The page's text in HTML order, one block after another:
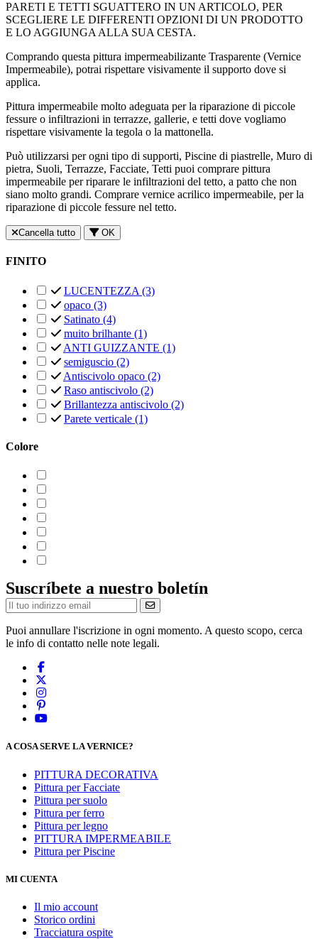
PARETI E TETTI SGUATTERO IN UN ARTICOLO, PER
SCEGLIERE LE DIFFERENTI OPZIONI DI UN PRODOTTO
E LO AGGIUNGA ALLA SUA CESTA.
Comprando questa pittura impermeabilizante Trasparente (Vernice
Impermeabile), potrai rispettare visivamente il supporto dove si
applica.
Pittura impermeabile molto adeguata per la riparazione di piccole
fessure o infiltrazioni in terrazze, gallerie, e tetti dove vogliamo
rispettare visivamente la tegola o la mattonella.
Può utilizzarsi per ogni tipo di supporti, Piscine di piastrelle, Muro di
pietra, Suoli, Terrazze, Facciate, Tetti puoi comprare pittura
impermeabile per riparare le infiltrazioni del tetto, a patto che non
siano molto grandi. Comprare vernice acrilico impermeabile, per la
riparazione di piccole fessure nel tetto.
Cancella tutto OK
FINITO
LUCENTEZZA (3)
opaco (3)
Satinato (4)
muito brilhante (1)
ANTI GUIZZANTE (1)
semiguscio (2)
Antiscivolo opaco (2)
Raso antiscivolo (2)
Brillantezza antiscivolo (2)
Parete verticale (1)
Colore
Suscríbete a nuestro boletín
Puoi annullare l'iscrizione in ogni momento. A questo scopo, cerca
le info di contatto nelle note legali.
A COSA SERVE LA VERNICE?
PITTURA DECORATIVA
Pittura per Facciate
Pittura per suolo
Pittura per ferro
Pittura per legno
PITTURA IMPERMEABILE
Pittura per Piscine
MI CUENTA
Il mio account
Storico ordini
Tracciatura ospite